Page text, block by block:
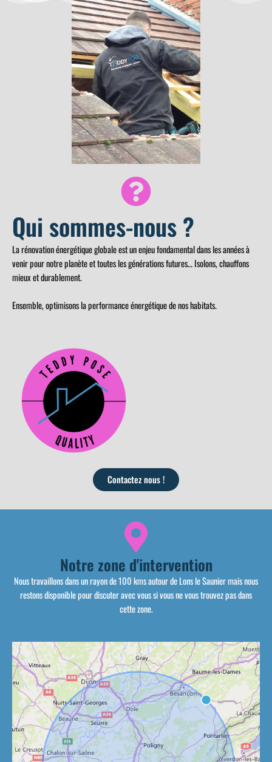
Qui sommes-nous ?
La rénovation énergétique globale est un enjeu fondamental dans les années à
venir pour notre planète et toutes les générations futures… Isolons, chauffons
mieux et durablement.
Ensemble, optimisons la performance énergétique de nos habitats.
Contactez nous !
Notre zone d'intervention
Nous travaillons dans un rayon de 100 kms autour de Lons le Saunier mais nous
restons disponible pour discuter avec vous si vous ne vous trouvez pas dans
cette zone.